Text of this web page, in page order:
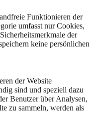
Funktionieren der
umfasst nur Cookies,
der
keine persönlichen
der Website
sind und speziell dazu
Benutzer über Analysen,
zu sammeln, werden als